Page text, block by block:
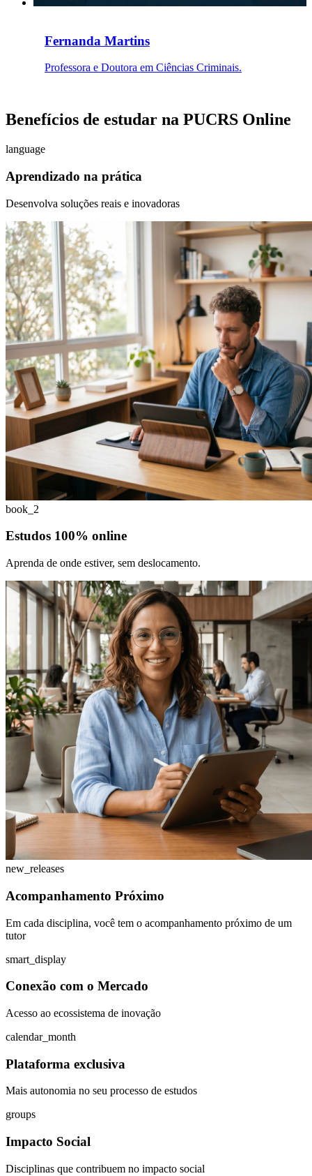
Fernanda Martins
Professora e Doutora em Ciências Criminais.
Benefícios de estudar na PUCRS Online
language
Aprendizado na prática
Desenvolva soluções reais e inovadoras
book_2
Estudos 100% online
Aprenda de onde estiver, sem deslocamento.
new_releases
Acompanhamento Próximo
Em cada disciplina, você tem o acompanhamento próximo de um
tutor
smart_display
Conexão com o Mercado
Acesso ao ecossistema de inovação
calendar_month
Plataforma exclusiva
Mais autonomia no seu processo de estudos
groups
Impacto Social
Disciplinas que contribuem no impacto social